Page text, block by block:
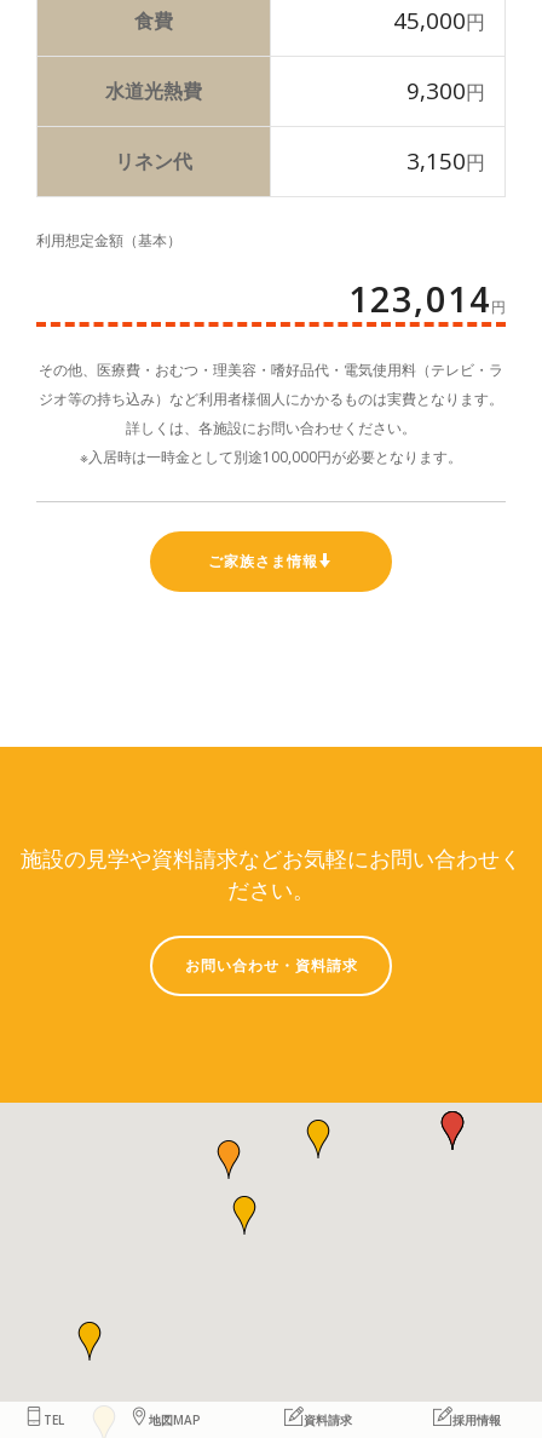
食費 45,000円
水道光熱費 9,300円
リネン代 3,150円
利用想定金額（基本）
123,014円
その他、医療費・おむつ・理美容・嗜好品代・電気使用料（テレビ・ラ
ジオ等の持ち込み）など利用者様個人にかかるものは実費となります。
詳しくは、各施設にお問い合わせください。
※入居時は一時金として別途100,000円が必要となります。
ご家族さま情報
施設の見学や資料請求などお気軽にお問い合わせく
ださい。
お問い合わせ・資料請求
TEL 地図MAP 資料請求 採用情報